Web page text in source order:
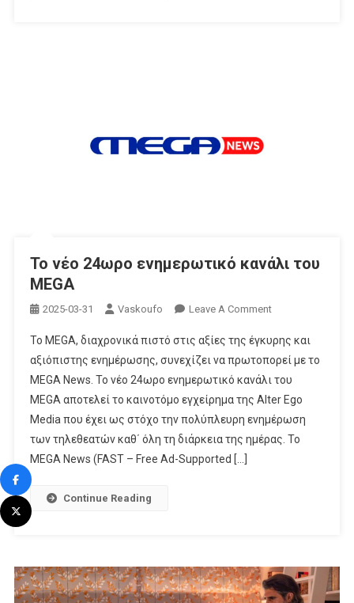
Το νέο 24ωρο ενημερωτικό κανάλι του
MEGA
2025-03-31 Vaskoufo Leave A CommentOn
Νέο
24ωρο
Ενημερωτικό
Κανάλι
Του
MEGA
Το MEGA, διαχρονικά πιστό στις αξίες της έγκυρης και
αξιόπιστης ενημέρωσης, συνεχίζει να πρωτοπορεί με το
MEGA News. Το νέο 24ωρο ενημερωτικό κανάλι του
MEGA αποτελεί το καινοτόμο εγχείρημα της Alter Ego
Media που έχει ως στόχο την πολύπλευρη ενημέρωση
των τηλεθεατών καθ΄ όλη τη διάρκεια της ημέρας. Το
MEGA News (FAST – Free Ad-Supported […]
Continue Reading